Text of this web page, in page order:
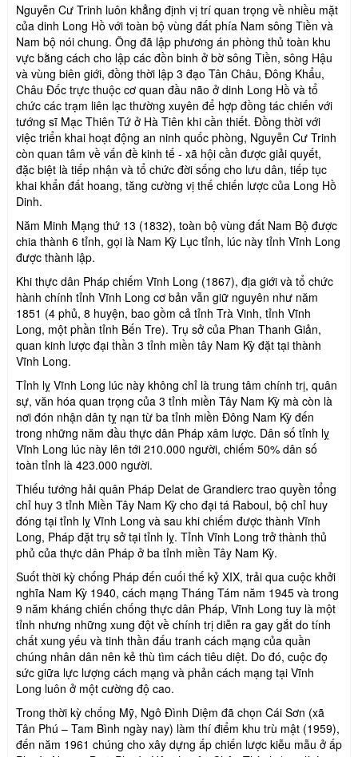
Nguyễn Cư Trinh luôn khẳng định vị trí quan trọng về nhiều mặt
của dinh Long Hồ với toàn bộ vùng đất phía Nam sông Tiền và
Nam bộ nói chung. Ông đã lập phương án phòng thủ toàn khu
vực bằng cách cho lập các đồn binh ở bờ sông Tiền, sông Hậu
và vùng biên giới, đồng thời lập 3 đạo Tân Châu, Đông Khẩu,
Châu Đốc trực thuộc cơ quan đầu não ở dinh Long Hồ và tổ
chức các trạm liên lạc thường xuyên để hợp đồng tác chiến với
tướng sĩ Mạc Thiên Tứ ở Hà Tiên khi cần thiết. Đồng thời với
việc triển khai hoạt động an ninh quốc phòng, Nguyễn Cư Trinh
còn quan tâm về vấn đề kinh tế - xã hội cần được giải quyết,
đặc biệt là tiếp nhận và tổ chức đời sống cho lưu dân, tiếp tục
khai khẩn đất hoang, tăng cường vị thế chiến lược của Long Hồ
Dinh.
Năm Minh Mạng thứ 13 (1832), toàn bộ vùng đất Nam Bộ được
chia thành 6 tỉnh, gọi là Nam Kỳ Lục tỉnh, lúc này tỉnh Vĩnh Long
được thành lập.
Khi thực dân Pháp chiếm Vĩnh Long (1867), địa giới và tổ chức
hành chính tỉnh Vĩnh Long cơ bản vẫn giữ nguyên như năm
1851 (4 phủ, 8 huyện, bao gồm cả tỉnh Trà Vinh, tỉnh Vĩnh
Long, một phần tỉnh Bến Tre). Trụ sở của Phan Thanh Giản,
quan kinh lược đại thần 3 tỉnh miền tây Nam Kỳ đặt tại thành
Vĩnh Long.
Tỉnh lỵ Vĩnh Long lúc này không chỉ là trung tâm chính trị, quân
sự, văn hóa quan trọng của 3 tỉnh miền Tây Nam Kỳ mà còn là
nơi đón nhận dân tỵ nạn từ ba tỉnh miền Đông Nam Kỳ đến
trong những năm đầu thực dân Pháp xâm lược. Dân số tỉnh lỵ
Vĩnh Long lúc này lên tới 210.000 người, chiếm 50% dân số
toàn tỉnh là 423.000 người.
Thiếu tướng hải quân Pháp Delat de Grandierc trao quyền tổng
chỉ huy 3 tỉnh Miền Tây Nam Kỳ cho đại tá Raboul, bộ chỉ huy
đóng tại tỉnh lỵ Vĩnh Long và sau khi chiếm được thành Vĩnh
Long, Pháp đặt trụ sở tại tỉnh lỵ. Tỉnh Vĩnh Long trở thành thủ
phủ của thực dân Pháp ở ba tỉnh miền Tây Nam Kỳ.
Suốt thời kỳ chống Pháp đến cuối thế kỷ XIX, trải qua cuộc khởi
nghĩa Nam Kỳ 1940, cách mạng Tháng Tám năm 1945 và trong
9 năm kháng chiến chống thực dân Pháp, Vĩnh Long tuy là một
tỉnh nhưng những xung đột về chính trị diễn ra gay gắt do tính
chất xung yếu và tinh thần đấu tranh cách mạng của quần
chúng nhân dân nên kẻ thù tìm cách tiêu diệt. Do đó, cuộc đọ
sức giữa lực lượng cách mạng và phản cách mạng tại Vĩnh
Long luôn ở một cường độ cao.
Trong thời kỳ chống Mỹ, Ngô Đình Diệm đã chọn Cái Sơn (xã
Tân Phú – Tam Bình ngày nay) làm thí điểm khu trù mật (1959),
đến năm 1961 chúng cho xây dựng ấp chiến lược kiễu mẫu ở ấp